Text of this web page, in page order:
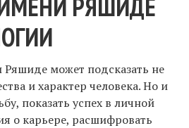
может подсказать не
и характер человека. Но и
показать успех в личной
о карьере, расшифровать